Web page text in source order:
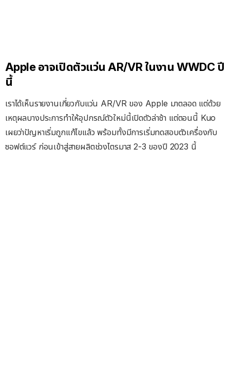
Apple อาจเปิดตัวแว่น AR/VR ในงาน WWDC ปี
นี้
เราได้เห็นรายงานเกี่ยวกับแว่น AR/VR ของ Apple มาตลอด แต่ด้วย
เหตุผลบางประการทำให้อุปกรณ์ตัวใหม่นี้เปิดตัวล่าช้า แต่ตอนนี้ Kuo
เผยว่าปัญหาเริ่มถูกแก้ไขแล้ว พร้อมทั้งมีการเริ่มทดสอบตัวเครื่องกับ
ซอฟต์แวร์ ก่อนเข้าสู่สายผลิตช่วงไตรมาส 2-3 ของปี 2023 นี้